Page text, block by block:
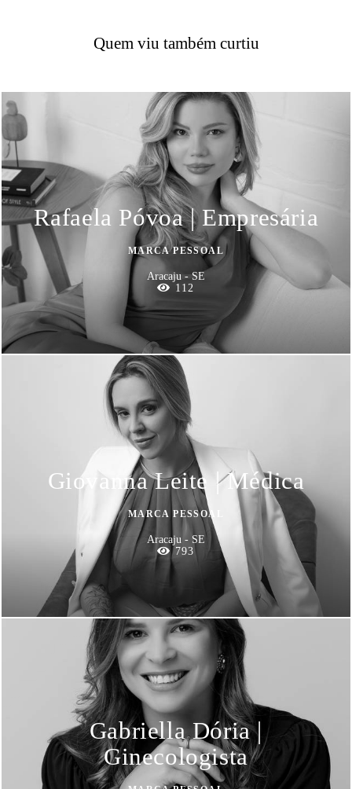
Quem viu também curtiu
Rafaela Póvoa | Empresária
MARCA PESSOAL
Aracaju - SE
112
Giovanna Leite | Médica
MARCA PESSOAL
Aracaju - SE
793
Gabriella Dória |
Ginecologista